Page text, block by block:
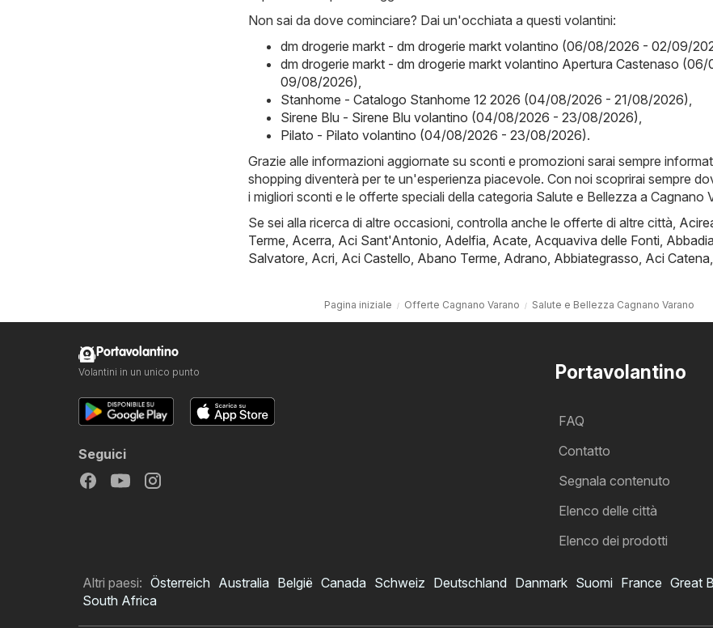
Non sai da dove cominciare? Dai un'occhiata a questi volantini:
dm drogerie markt - dm drogerie markt volantino (06/08/2026 - 02/09/
dm drogerie markt - dm drogerie markt volantino Apertura Castenaso
09/08/2026),
Stanhome - Catalogo Stanhome 12 2026 (04/08/2026 - 21/08/2026),
Sirene Blu - Sirene Blu volantino (04/08/2026 - 23/08/2026),
Pilato - Pilato volantino (04/08/2026 - 23/08/2026).
Grazie alle informazioni aggiornate su sconti e promozioni sarai sempre
shopping diventerà per te un'esperienza piacevole. Con noi scoprirai sempre
i migliori sconti e le offerte speciali della categoria Salute e Bellezza a Cagnano
Se sei alla ricerca di altre occasioni, controlla anche le offerte di altre città,
Terme, Acerra, Aci Sant'Antonio, Adelfia, Acate, Acquaviva delle Fonti,
Salvatore, Acri, Aci Castello, Abano Terme, Adrano, Abbiategrasso, Aci Catena,
Pagina iniziale Offerte Cagnano Varano Salute e Bellezza Cagnano Varano
Portavolantino
FAQ
Contatto
Segnala contenuto
Elenco delle città
Elenco dei prodotti
Portavolantino
Volantini in un unico punto
Seguici
Altri paesi: Österreich Australia België Canada Schweiz Deutschland Danmark Suomi France Great
South Africa